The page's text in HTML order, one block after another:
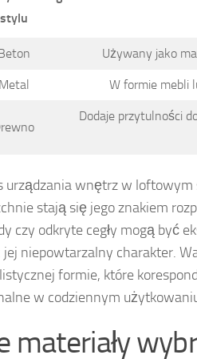
stylu
Używany jako
W formie mebli
Dodaje przytulności
urządzania wnętrz w loftowym
stają się jego znakiem
czy odkryte cegły mogą być
jej niepowtarzalny charakter.
formie, które
w codziennym
materiały